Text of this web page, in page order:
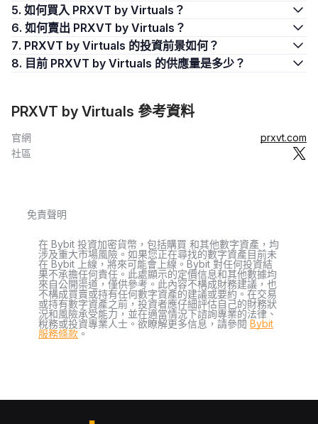
5. 如何買入 PRXVT by Virtuals？
6. 如何賣出 PRXVT by Virtuals？
7. PRXVT by Virtuals 的投資前景如何？
8. 目前 PRXVT by Virtuals 的供應量是多少？
PRXVT by Virtuals 參考資料
官網
prxvt.com
社區
免責聲明
在 Bybit 投資加密貨幣，包括購買 和其他數字資產，均
涉及重大市場風險。如果您正在尋找的數字資產目前未
在 Bybit 上線，將來可能會上線。Bybit 對任何投資結
果不承擔任何責任。此處顯示的定價信息和其他數據均
來自公開渠道，僅供參考。此內容不構成財務建議，也
不構成買賣或持有任何數字資產的建議或要約。在交易
或持有數字資產之前，投資者應仔細評估自己的財務狀
況和風險承受能力，並在適當情況下諮詢專業的法律、
稅務或投資專業人士。欲瞭解更多信息，請參閱 Bybit
服務條款 。